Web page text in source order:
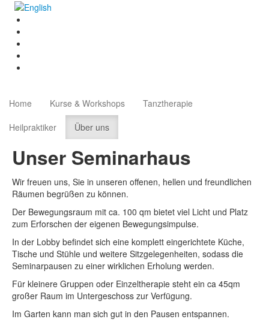
Home Kurse & Workshops
Tanztherapie
Heilpraktiker
Über uns
Unser Seminarhaus
Wir freuen uns, Sie in unseren offenen, hellen und freundlichen
Räumen begrüßen zu können.
Der Bewegungsraum mit ca. 100 qm bietet viel Licht und Platz
zum Erforschen der eigenen Bewegungsimpulse.
In der Lobby befindet sich eine komplett eingerichtete Küche,
Tische und Stühle und weitere Sitzgelegenheiten, sodass die
Seminarpausen zu einer wirklichen Erholung werden.
Für kleinere Gruppen oder Einzeltherapie steht ein ca 45qm
großer Raum im Untergeschoss zur Verfügung.
Im Garten kann man sich gut in den Pausen entspannen.